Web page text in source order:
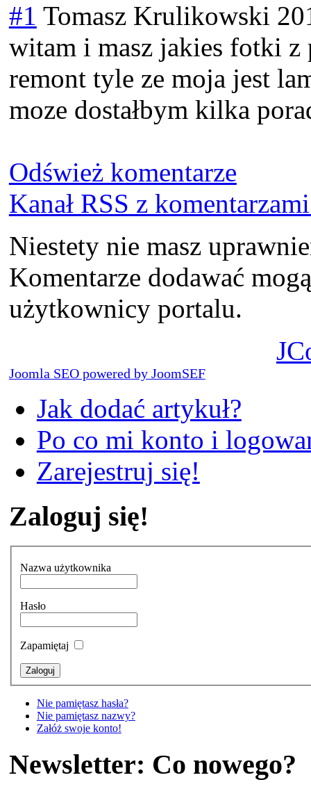
#1 Tomasz Krulikowski
witam i masz jakies fotki z
remont tyle ze moja jest
moze dostałbym kilka
Odśwież komentarze
Kanał RSS z
Niestety nie masz
Komentarze dodawać
użytkownicy portalu.
Joomla SEO powered by JoomSEF
Jak dodać artykuł?
Po co mi konto i
Zarejestruj się!
Zaloguj się!
Nazwa użytkownika
Hasło
Zapamiętaj
Nie pamiętasz hasła?
Nie pamiętasz nazwy?
Załóż swoje konto!
Newsletter: Co nowego?